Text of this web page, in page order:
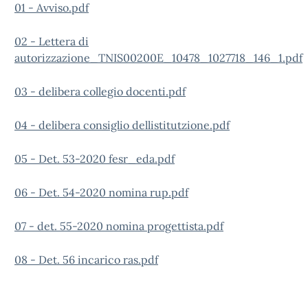
01 - Avviso.pdf
02 - Lettera di
autorizzazione_TNIS00200E_10478_1027718_146_1.pdf
03 - delibera collegio docenti.pdf
04 - delibera consiglio dellistitutzione.pdf
05 - Det. 53-2020 fesr_eda.pdf
06 - Det. 54-2020 nomina rup.pdf
07 - det. 55-2020 nomina progettista.pdf
08 - Det. 56 incarico ras.pdf